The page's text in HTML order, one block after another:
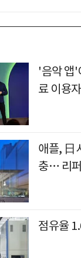
'음악 앱'
료 이용
애플, 日
충… 리
점유율